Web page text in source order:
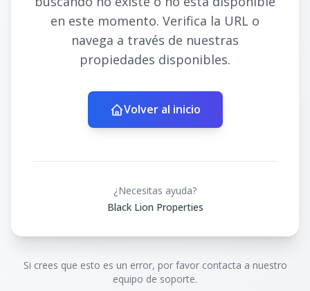
en este momento. Verifica la URL o
navega a través de nuestras
propiedades disponibles.
Volver al inicio
¿Necesitas ayuda?
Black Lion Properties
Si crees que esto es un error, por favor contacta a nuestro
equipo de soporte.